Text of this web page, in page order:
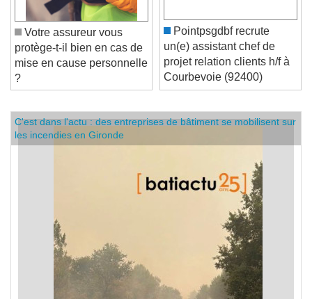
Votre assureur vous
protège-t-il bien en cas de
mise en cause personnelle
?
Pointpsgdbf recrute
un(e) assistant chef de
projet relation clients h/f à
Courbevoie (92400)
C'est dans l'actu : des entreprises de bâtiment se mobilisent sur
les incendies en Gironde